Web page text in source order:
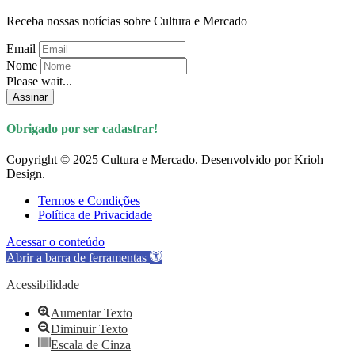
Receba nossas notícias sobre Cultura e Mercado
Email
Nome
Please wait...
Assinar
Obrigado por ser cadastrar!
Copyright © 2025 Cultura e Mercado. Desenvolvido por Krioh
Design.
Termos e Condições
Política de Privacidade
Acessar o conteúdo
Abrir a barra de ferramentas
Acessibilidade
Aumentar Texto
Diminuir Texto
Escala de Cinza